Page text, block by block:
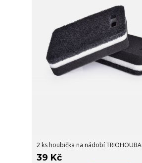
2 ks houbička na nádobí TRIOHOUBA
39 Kč